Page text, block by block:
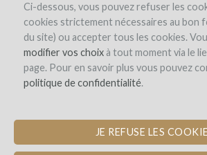
Ci-dessous, vous pouvez refuser les
cookies strictement nécessaires au bon
du site) ou accepter tous les cookies.
modifier vos choixà tout moment via le
page. Pour en savoir plus vous pouvez
politique de confidentialité.
JE REFUSE LES
Domaine des Coteaux
AMPLIACIÓN DE LA
BARRICAS PARA
ENVEJECIMIENTO